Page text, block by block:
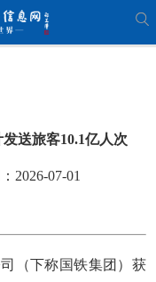
送旅客10.1亿人次
2026-07-01
（下称国铁集团）获